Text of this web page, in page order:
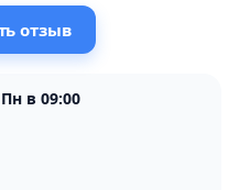
отзыв
в 09:00